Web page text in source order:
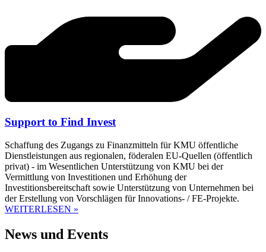
Support to Find Invest
Schaffung des Zugangs zu Finanzmitteln für KMU öffentliche
Dienstleistungen aus regionalen, föderalen EU-Quellen (öffentlich
privat) - im Wesentlichen Unterstützung von KMU bei der
Vermittlung von Investitionen und Erhöhung der
Investitionsbereitschaft sowie Unterstützung von Unternehmen bei
der Erstellung von Vorschlägen für Innovations- / FE-Projekte.
WEITERLESEN »
News und Events